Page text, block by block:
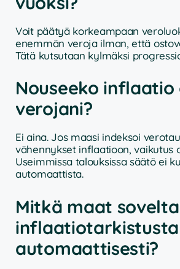
Voit päätyä korkeampaan
enemmän veroja ilman, että
Tätä kutsutaan kylmäksi
Nouseeko inflaatio
verojani?
Ei aina. Jos maasi indeksoi
vähennykset inflaatioon, vaikutus
Useimmissa talouksissa säätö ei
automaattista.
Mitkä maat
inflaatiotarkistusta
automaattisesti?